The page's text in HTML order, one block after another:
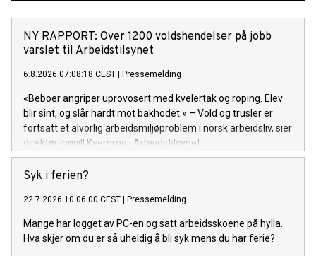
NY RAPPORT: Over 1200 voldshendelser på jobb
varslet til Arbeidstilsynet
6.8.2026 07:08:18 CEST Pressemelding
«Beboer angriper uprovosert med kvelertak og roping. Elev
blir sint, og slår hardt mot bakhodet.» – Vold og trusler er
fortsatt et alvorlig arbeidsmiljøproblem i norsk arbeidsliv, sier
direktør Ingvill Kvernmo i Arbeidstilsynet.
Syk i ferien?
22.7.2026 10:06:00 CEST Pressemelding
Mange har logget av PC-en og satt arbeidsskoene på hylla.
Hva skjer om du er så uheldig å bli syk mens du har ferie?